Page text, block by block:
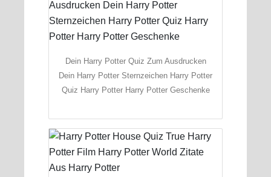
Dein Harry Potter Quiz Zum Ausdrucken
Dein Harry Potter Sternzeichen Harry Potter
Quiz Harry Potter Harry Potter Geschenke